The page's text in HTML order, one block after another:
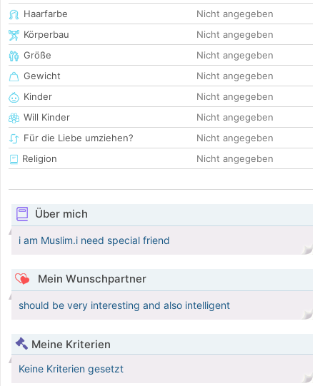
Haarfarbe
Nicht angegeben
Körperbau
Nicht angegeben
Größe
Nicht angegeben
Gewicht
Nicht angegeben
Kinder
Nicht angegeben
Will Kinder
Nicht angegeben
Für die Liebe umziehen?
Nicht angegeben
Religion
Nicht angegeben
Über mich
i am Muslim.i need special friend
Mein Wunschpartner
should be very interesting and also intelligent
Meine Kriterien
Keine Kriterien gesetzt